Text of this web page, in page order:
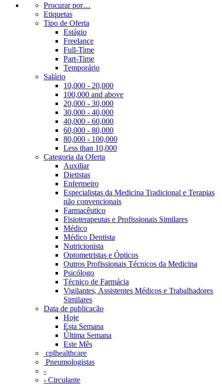
Procurar por…
Etiquetas
Tipo de Oferta
Estágio
Freelance
Full-Time
Part-Time
Temporário
Salário
10,000 - 20,000
100,000 and above
20,000 - 30,000
30,000 - 40,000
40,000 - 60,000
60,000 - 80,000
80,000 - 100,000
Less than 10,000
Categoria da Oferta
Auxiliar
Dietistas
Enfermeiro
Especialistas da Medicina Tradicional e Terapias
não convencionais
Farmacêutico
Fisioterapeutas e Profissionais Similares
Médico
Médico Dentista
Nutricionista
Optometristas e Ópticos
Outros Profissionais Técnicos da Medicina
Psicólogo
Técnico de Farmácia
Vigilantes, Assistentes Médicos e Trabalhadores
Similares
Data de publicação
Hoje
Esta Semana
Última Semana
Este Mês
‎ cplhealthcare‬
Pneumologistas
-
- Circulante